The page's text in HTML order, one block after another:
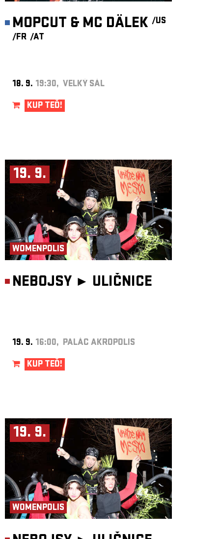
MOPCUT & MC DÄLEK /US
/FR /AT
18. 9. 19:30, VELKÝ SÁL
KUP TEĎ!
19. 9.
WOMENPOLIS
NEBOJSY ► ULIČNICE
19. 9. 16:00, PALÁC AKROPOLIS
KUP TEĎ!
19. 9.
WOMENPOLIS